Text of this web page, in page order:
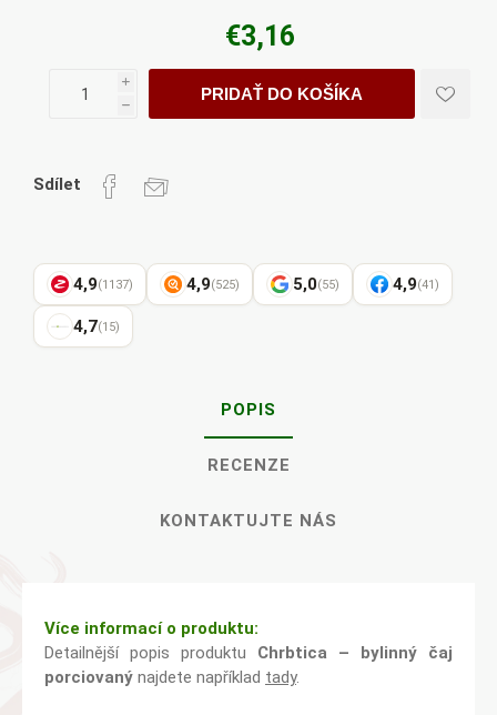
€3,16
i
h
PRIDAŤ DO KOŠÍKA
Sdílet
4,9(1137) 4,9(525) 5,0(55) 4,9(41)
4,7(15)
POPIS
RECENZE
KONTAKTUJTE NÁS
Více informací o produktu:
Detailnější popis produktu Chrbtica – bylinný čaj
porciovaný najdete například tady.